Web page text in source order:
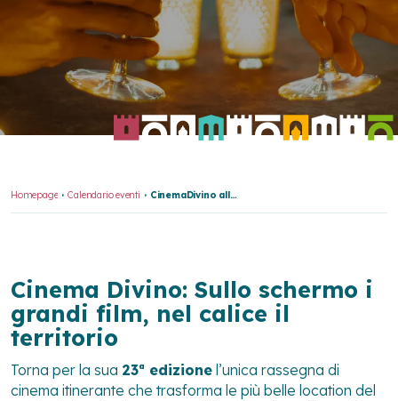
Homepage Calendario eventi CinemaDivino alla Rocca
Cinema Divino: Sullo schermo i
grandi film, nel calice il
territorio
Torna per la sua 23ª edizione l’unica rassegna di
cinema itinerante che trasforma le più belle location del